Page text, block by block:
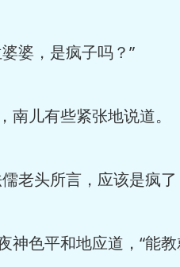
婆，是疯子吗？”
儿有些紧张地说道。
头所言，应该是疯了
色平和地应道，“能教